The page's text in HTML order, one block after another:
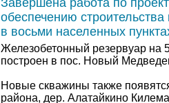
Завершена работа по
обеспечению
в восьми населенных
Железобетонный резервуар на
построен в пос. Новый
Новые скважины также
района, дер. Алатайкино